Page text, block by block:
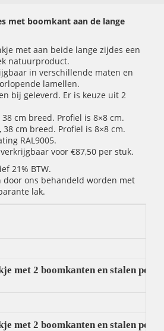
met boomkant aan de lange
met aan beide lange zijdes een
natuurproduct.
in verschillende maten en
lamellen.
bij geleverd. Er is keuze uit 2
cm breed. Profiel is 8×8 cm.
38 cm breed. Profiel is 8×8 cm.
RAL9005.
voor €87,50 per stuk.
21% BTW.
door ons behandeld worden met
lak.
met 2 boomkanten en stalen poten
met 2 boomkanten en stalen poten